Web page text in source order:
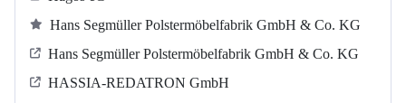
Hans Segmüller Polstermöbelfabrik GmbH & Co. KG
Hans Segmüller Polstermöbelfabrik GmbH & Co. KG
HASSIA-REDATRON GmbH